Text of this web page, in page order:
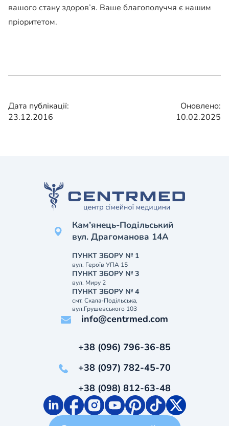
вашого стану здоров’я. Ваше благополуччя є нашим
пріоритетом.
Дата публікації:
23.12.2016
Оновлено:
10.02.2025
Кам’янець-Подільський
вул. Драгоманова 14А
ПУНКТ ЗБОРУ № 1
вул. Героїв УПА 15
ПУНКТ ЗБОРУ № 3
вул. Миру 2
ПУНКТ ЗБОРУ № 4
смт. Скала-Подільська,
вул.Грушевського 103
info@centrmed.com
+38 (096) 796-36-85
+38 (097) 782-45-70
+38 (098) 812-63-48